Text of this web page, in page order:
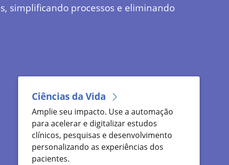
simplificando processos e eliminando
Ciências da Vida
Amplie seu impacto. Use a automação
para acelerar e digitalizar estudos
clínicos, pesquisas e desenvolvimento
personalizando as experiências dos
pacientes.